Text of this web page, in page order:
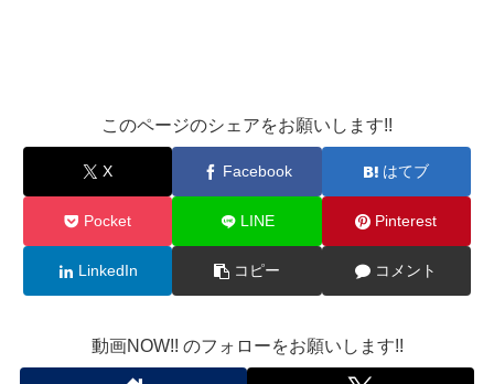
このページのシェアをお願いします!!
X Facebook はてブ
Pocket LINE Pinterest
LinkedIn コピー コメント
動画NOW!! のフォローをお願いします!!